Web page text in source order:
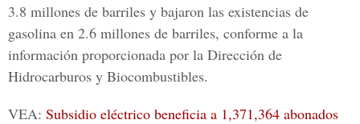
3.8 millones de barriles y bajaron las existencias de
gasolina en 2.6 millones de barriles, conforme a la
información proporcionada por la Dirección de
Hidrocarburos y Biocombustibles.
VEA: Subsidio eléctrico beneficia a 1,371,364 abonados